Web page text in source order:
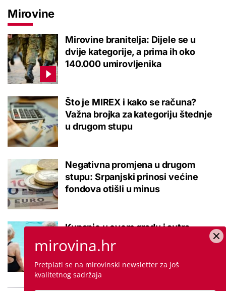
Mirovine
Mirovine branitelja: Dijele se u
dvije kategorije, a prima ih oko
140.000 umirovljenika
Što je MIREX i kako se računa?
Važna brojka za kategoriju štednje
u drugom stupu
Negativna promjena u drugom
stupu: Srpanjski prinosi većine
fondova otišli u minus
Kupanje u ovom gradu i sutra
besplatno: Građani se mogu
ohladiti tijekom toplinskog vala
mirovina.hr
Pretplati se na mirovinski newsletter za još
kvalitetnog sadržaja